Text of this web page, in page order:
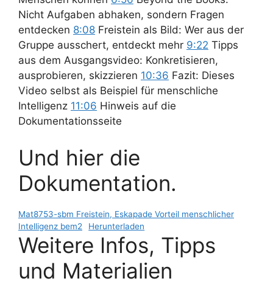
Nicht Aufgaben abhaken, sondern Fragen
entdecken 8:08 Freistein als Bild: Wer aus der
Gruppe ausschert, entdeckt mehr 9:22 Tipps
aus dem Ausgangsvideo: Konkretisieren,
ausprobieren, skizzieren 10:36 Fazit: Dieses
Video selbst als Beispiel für menschliche
Intelligenz 11:06 Hinweis auf die
Dokumentationsseite
Und hier die
Dokumentation.
Mat8753-sbm Freistein, Eskapade Vorteil menschlicher
Intelligenz bem2
Herunterladen
Weitere Infos, Tipps
und Materialien